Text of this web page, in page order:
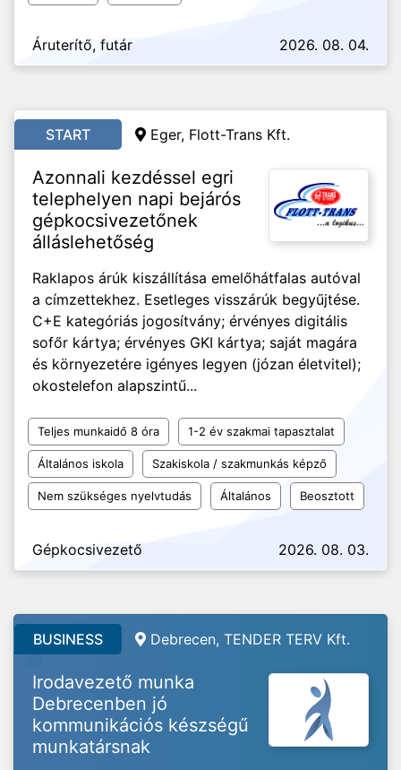
Áruterítő, futár 2026. 08. 04.
START Eger, Flott-Trans Kft.
Azonnali kezdéssel egri
telephelyen napi bejárós
gépkocsivezetőnek
álláslehetőség
Raklapos árúk kiszállítása emelőhátfalas autóval
a címzettekhez. Esetleges visszárúk begyűjtése.
C+E kategóriás jogosítvány; érvényes digitális
sofőr kártya; érvényes GKI kártya; saját magára
és környezetére igényes legyen (józan életvitel);
okostelefon alapszintű...
Teljes munkaidő 8 óra 1-2 év szakmai tapasztalat
Általános iskola Szakiskola / szakmunkás képző
Nem szükséges nyelvtudás Általános Beosztott
Gépkocsivezető 2026. 08. 03.
BUSINESS Debrecen, TENDER TERV Kft.
Irodavezető munka
Debrecenben jó
kommunikációs készségű
munkatársnak